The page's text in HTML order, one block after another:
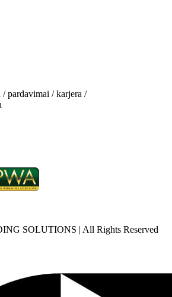
pardavimai / karjera /
SOLUTIONS | All Rights Reserved